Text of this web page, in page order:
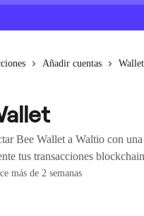
Añadir cuentas
Bee Wallet a Waltio con
tus transacciones
más de 2 semanas